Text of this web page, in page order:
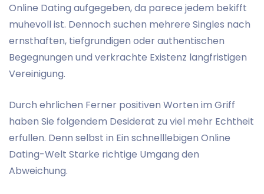
Online Dating aufgegeben, da parece jedem bekifft
muhevoll ist. Dennoch suchen mehrere Singles nach
ernsthaften, tiefgrundigen oder authentischen
Begegnungen und verkrachte Existenz langfristigen
Vereinigung.
Durch ehrlichen Ferner positiven Worten im Griff
haben Sie folgendem Desiderat zu viel mehr Echtheit
erfullen. Denn selbst in Ein schnelllebigen Online
Dating-Welt Starke richtige Umgang den
Abweichung.